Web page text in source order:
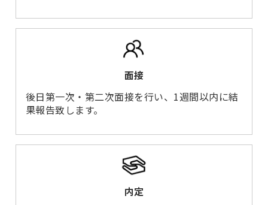
面接
後日第一次・第二次面接を行い、1週間以内に結
果報告致します。
内定